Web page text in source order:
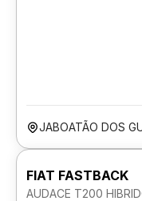
JABOATÃO DOS
FIAT FASTBACK
AUDACE T200